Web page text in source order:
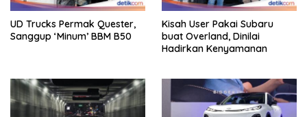
UD Trucks Permak Quester,
Sanggup ‘Minum’ BBM B50
Kisah User Pakai Subaru
buat Overland, Dinilai
Hadirkan Kenyamanan